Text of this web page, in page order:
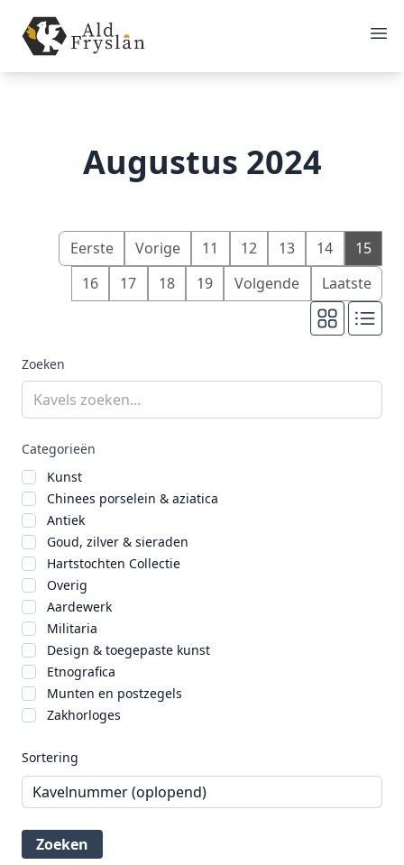
Augustus 2024
Eerste Vorige 11 12 13 14
15
16
17 18 19 Volgende Laatste
Zoeken
Categorieën
Kunst
Chinees porselein & aziatica
Antiek
Goud, zilver & sieraden
Hartstochten Collectie
Overig
Aardewerk
Militaria
Design & toegepaste kunst
Etnografica
Munten en postzegels
Zakhorloges
Sortering